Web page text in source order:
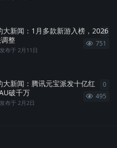
新闻：1月多款新游入榜，2026
整
发布于2月11日
751
00
新闻：腾讯元宝派发十亿红
破千万
发布于2月2日
495
0